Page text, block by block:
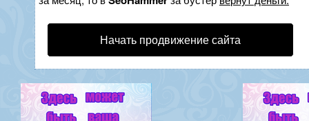
Начать продвижение сайта